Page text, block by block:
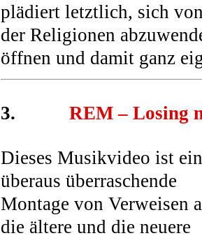
plädiert letztlich, sich
der Religionen
öffnen und damit ganz
3. REM – Losing
Dieses Musikvideo ist
überaus überraschende
Montage von Verweisen
die ältere und die neuere